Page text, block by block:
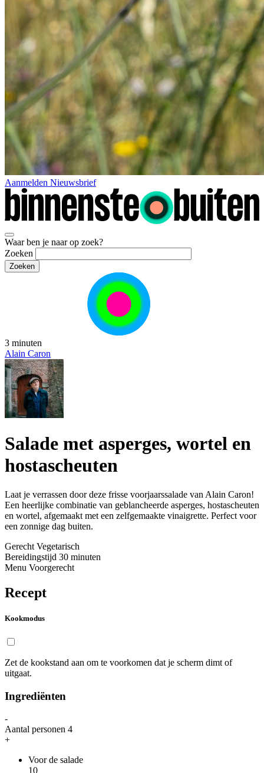
Aanmelden Nieuwsbrief
Waar ben je naar op zoek?
Zoeken
3 minuten
Alain Caron
Salade met asperges, wortel en
hostascheuten
Laat je verrassen door deze frisse voorjaarssalade van Alain Caron!
Een heerlijke combinatie van geblancheerde asperges, hostascheuten
en wortel, afgemaakt met een zelfgemaakte vinaigrette. Perfect voor
een zonnige dag buiten.
Gerecht Vegetarisch
Bereidingstijd 30 minuten
Menu Voorgerecht
Recept
Kookmodus
Zet de kookstand aan om te voorkomen dat je scherm dimt of
uitgaat.
Ingrediënten
-
Aantal personen 4
+
Voor de salade
10